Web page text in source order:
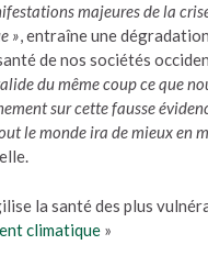
majeures de la
», entraîne une
de nos sociétés
du même coup ce que
sur cette fausse
le monde ira de mieux en
la santé des plus
climatique »